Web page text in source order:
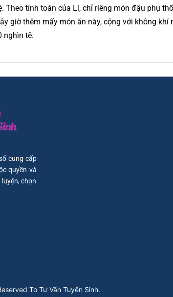
Theo tính toán của Lí, chỉ riêng món đậu phụ
giờ thêm mấy món ăn này, cộng với không
nghìn tệ.
cung cấp
quyền và
chọn
To Tư Vấn Tuyển Sinh.